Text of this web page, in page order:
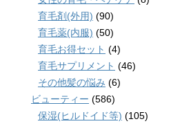
育毛剤(外用) (90)
育毛薬(内服) (50)
育毛お得セット (4)
育毛サプリメント (46)
その他髪の悩み (6)
ビューティー (586)
保湿(ヒルドイド等) (105)